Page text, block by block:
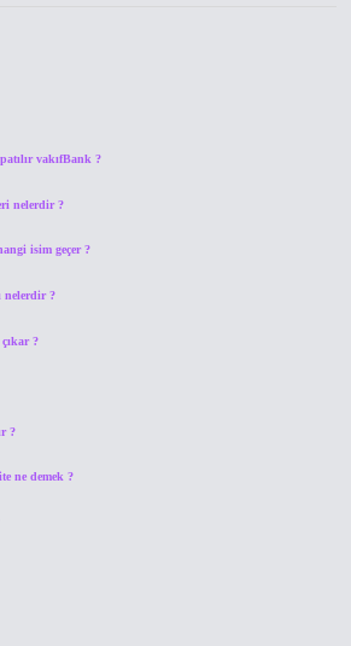
vakıfBank ?
nelerdir ?
isim geçer ?
nelerdir ?
?
?
ne demek ?